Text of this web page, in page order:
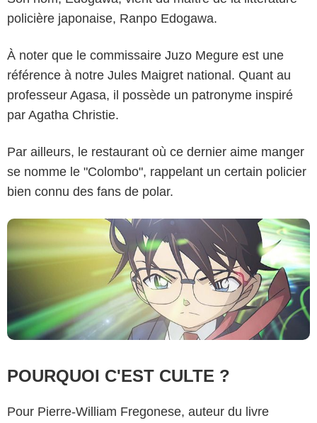
policière japonaise, Ranpo Edogawa.
À noter que le commissaire Juzo Megure est une
référence à notre Jules Maigret national. Quant au
professeur Agasa, il possède un patronyme inspiré
par Agatha Christie.
Par ailleurs, le restaurant où ce dernier aime manger
se nomme le "Colombo", rappelant un certain policier
bien connu des fans de polar.
2020 Gosho Aoyama/Detective Conan Comittee. All Rights Reserved.
POURQUOI C'EST CULTE ?
Pour Pierre-William Fregonese, auteur du livre